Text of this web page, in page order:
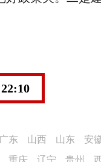
安
山东
山西
广东
贵州
辽宁
重庆